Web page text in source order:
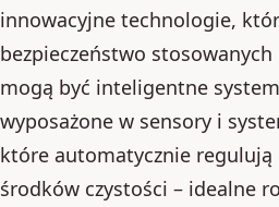
innowacyjne technologie,
bezpieczeństwo stosowanych
mogą być inteligentne
wyposażone w sensory i
które automatycznie regulują
środków czystości – idealne